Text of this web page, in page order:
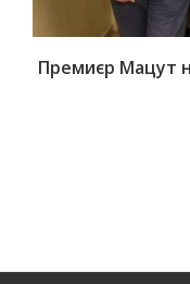
Премиєр Мацут